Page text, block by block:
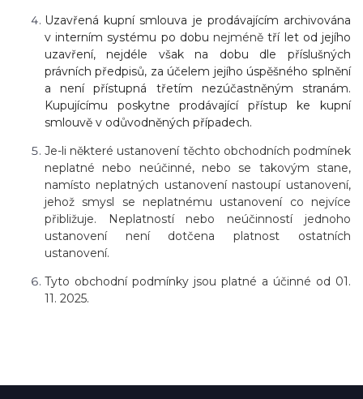
Uzavřená kupní smlouva je prodávajícím archivována
v interním systému po dobu nejméně tří let od jejího
uzavření, nejdéle však na dobu dle příslušných
právních předpisů, za účelem jejího úspěšného splnění
a není přístupná třetím nezúčastněným stranám.
Kupujícímu poskytne prodávající přístup ke kupní
smlouvě v odůvodněných případech.
Je-li některé ustanovení těchto obchodních podmínek
neplatné nebo neúčinné, nebo se takovým stane,
namísto neplatných ustanovení nastoupí ustanovení,
jehož smysl se neplatnému ustanovení co nejvíce
přibližuje. Neplatností nebo neúčinností jednoho
ustanovení není dotčena platnost ostatních
ustanovení.
Tyto obchodní podmínky jsou platné a účinné od 01.
11. 2025.